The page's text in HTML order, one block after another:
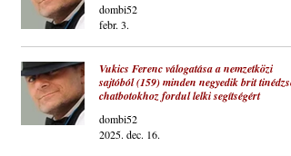
dombi52
febr. 3.
Vukics Ferenc válogatása a nemzetközi
sajtóból (159) minden negyedik brit tinédzser
chatbotokhoz fordul lelki segítségért
dombi52
2025. dec. 16.